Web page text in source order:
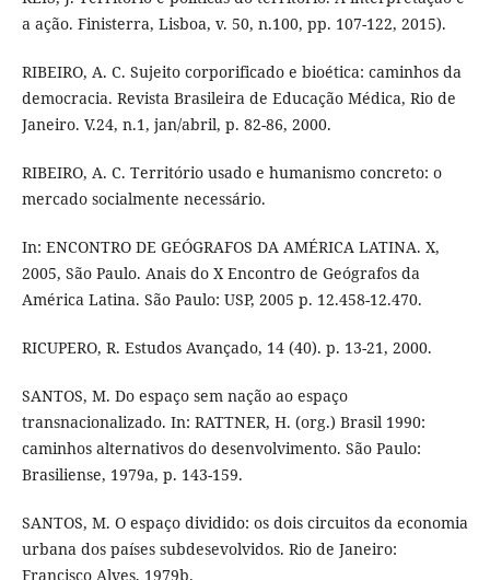
a ação. Finisterra, Lisboa, v. 50, n.100, pp. 107-122, 2015).
RIBEIRO, A. C. Sujeito corporificado e bioética: caminhos da
democracia. Revista Brasileira de Educação Médica, Rio de
Janeiro. V.24, n.1, jan/abril, p. 82-86, 2000.
RIBEIRO, A. C. Território usado e humanismo concreto: o
mercado socialmente necessário.
In: ENCONTRO DE GEÓGRAFOS DA AMÉRICA LATINA. X,
2005, São Paulo. Anais do X Encontro de Geógrafos da
América Latina. São Paulo: USP, 2005 p. 12.458-12.470.
RICUPERO, R. Estudos Avançado, 14 (40). p. 13-21, 2000.
SANTOS, M. Do espaço sem nação ao espaço
transnacionalizado. In: RATTNER, H. (org.) Brasil 1990:
caminhos alternativos do desenvolvimento. São Paulo:
Brasiliense, 1979a, p. 143-159.
SANTOS, M. O espaço dividido: os dois circuitos da economia
urbana dos países subdesevolvidos. Rio de Janeiro:
Francisco Alves, 1979b.